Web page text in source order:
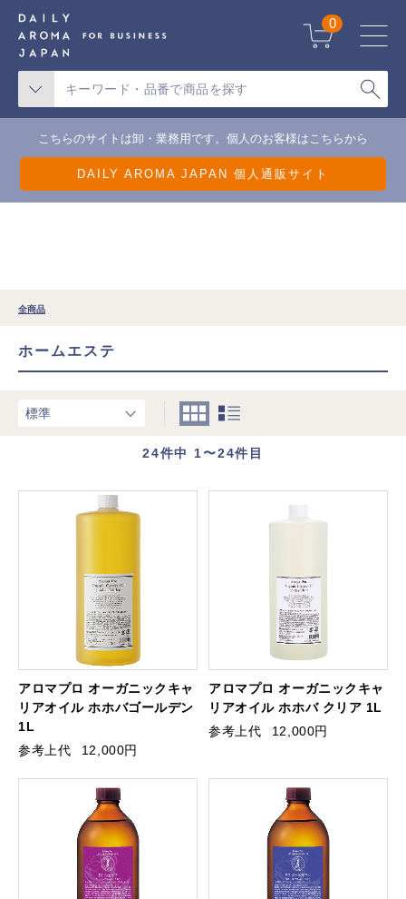
こちらのサイトは卸・業務用です。個人のお客様はこちらから
DAILY AROMA JAPAN 個人通販サイト
0
全商品
ホームエステ
24件中 1〜24件目
アロマプロ オーガニックキャ
リアオイル ホホバゴールデン
1L
参考上代
12,000円
アロマプロ オーガニックキャ
リアオイル ホホバ クリア 1L
参考上代
12,000円